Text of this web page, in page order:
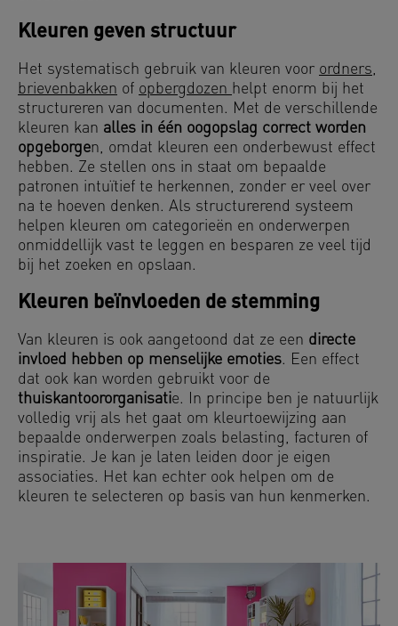
Kleuren geven structuur
Het systematisch gebruik van kleuren voor ordners,
brievenbakken of opbergdozen helpt enorm bij het
structureren van documenten. Met de verschillende
kleuren kan alles in één oogopslag correct worden
opgeborgen, omdat kleuren een onderbewust effect
hebben. Ze stellen ons in staat om bepaalde
patronen intuïtief te herkennen, zonder er veel over
na te hoeven denken. Als structurerend systeem
helpen kleuren om categorieën en onderwerpen
onmiddellijk vast te leggen en besparen ze veel tijd
bij het zoeken en opslaan.
Kleuren beïnvloeden de stemming
Van kleuren is ook aangetoond dat ze een directe
invloed hebben op menselijke emoties. Een effect
dat ook kan worden gebruikt voor de
thuiskantoororganisatie. In principe ben je natuurlijk
volledig vrij als het gaat om kleurtoewijzing aan
bepaalde onderwerpen zoals belasting, facturen of
inspiratie. Je kan je laten leiden door je eigen
associaties. Het kan echter ook helpen om de
kleuren te selecteren op basis van hun kenmerken.